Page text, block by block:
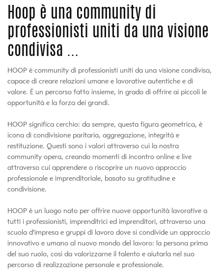
Hoop è una community di
professionisti uniti da una visione
condivisa ...
HOOP è community di professionisti uniti da una visione condivisa,
capace di creare relazioni umane e lavorative autentiche e di
valore. È un percorso fatto insieme, in grado di offrire ai piccoli le
opportunità e la forza dei grandi.
HOOP significa cerchio: da sempre, questa figura geometrica, è
icona di condivisione paritaria, aggregazione, integrità e
restituzione. Questi sono i valori attraverso cui la nostra
community opera, creando momenti di incontro online e live
attraverso cui apprendere o riscoprire un nuovo approccio
professionale e imprenditoriale, basato su gratitudine e
condivisione.
HOOP è un luogo nato per offrire nuove opportunità lavorative a
tutti i professionisti, imprenditrici ed imprenditori, attraverso una
scuola d'impresa e gruppi di lavoro dove si condivide un approccio
innovativo e umano al nuovo mondo del lavoro: la persona prima
del suo ruolo, così da valorizzarne il talento e aiutarla nel suo
percorso di realizzazione personale e professionale.